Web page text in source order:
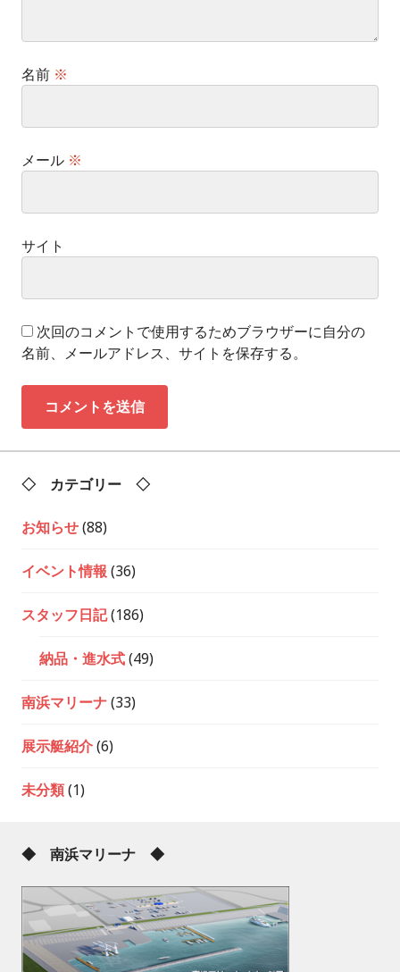
名前 ※
メール ※
サイト
次回のコメントで使用するためブラウザーに自分の
名前、メールアドレス、サイトを保存する。
◇ カテゴリー ◇
お知らせ(88)
イベント情報 (36)
スタッフ日記(186)
納品・進水式(49)
南浜マリーナ(33)
展示艇紹介(6)
未分類(1)
◆ 南浜マリーナ ◆